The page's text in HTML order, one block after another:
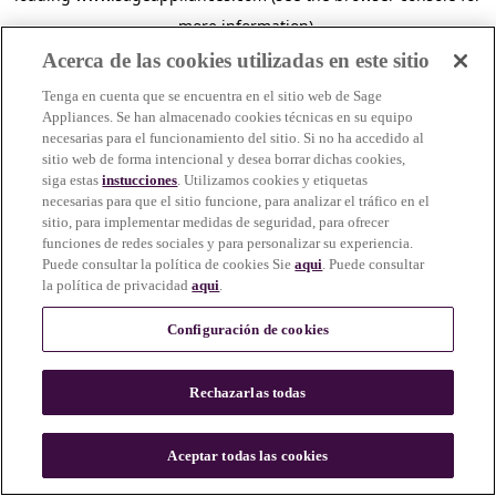
more information).
n
Acerca de las cookies utilizadas en este sitio
Tenga en cuenta que se encuentra en el sitio web de Sage
Appliances. Se han almacenado cookies técnicas en su equipo
necesarias para el funcionamiento del sitio. Si no ha accedido al
sitio web de forma intencional y desea borrar dichas cookies,
siga estasinstucciones. Utilizamos cookies y etiquetas
necesarias para que el sitio funcione, para analizar el tráfico en el
sitio, para implementar medidas de seguridad, para ofrecer
funciones de redes sociales y para personalizar su experiencia.
Puede consultar la política de cookies Sieaqui. Puede consultar
la política de privacidadaqui.
Configuración de cookies
Rechazarlas todas
Aceptar todas las cookies